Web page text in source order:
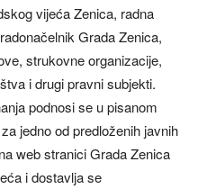
vijeća Zenica, radna
Grada Zenica,
strukovne organizacije,
i drugi pravni subjekti.
podnosi se u pisanom
jedno od predloženih javnih
web stranici Grada Zenica
i dostavlja se